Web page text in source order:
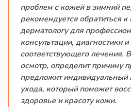
проблем с кожей в зимний
рекомендуется обратиться к
дерматологу для
консультации, диагностики
соответствующего лечения.
осмотр, определит причину
предложит индивидуальный
ухода, который поможет
здоровье и красоту кожи.